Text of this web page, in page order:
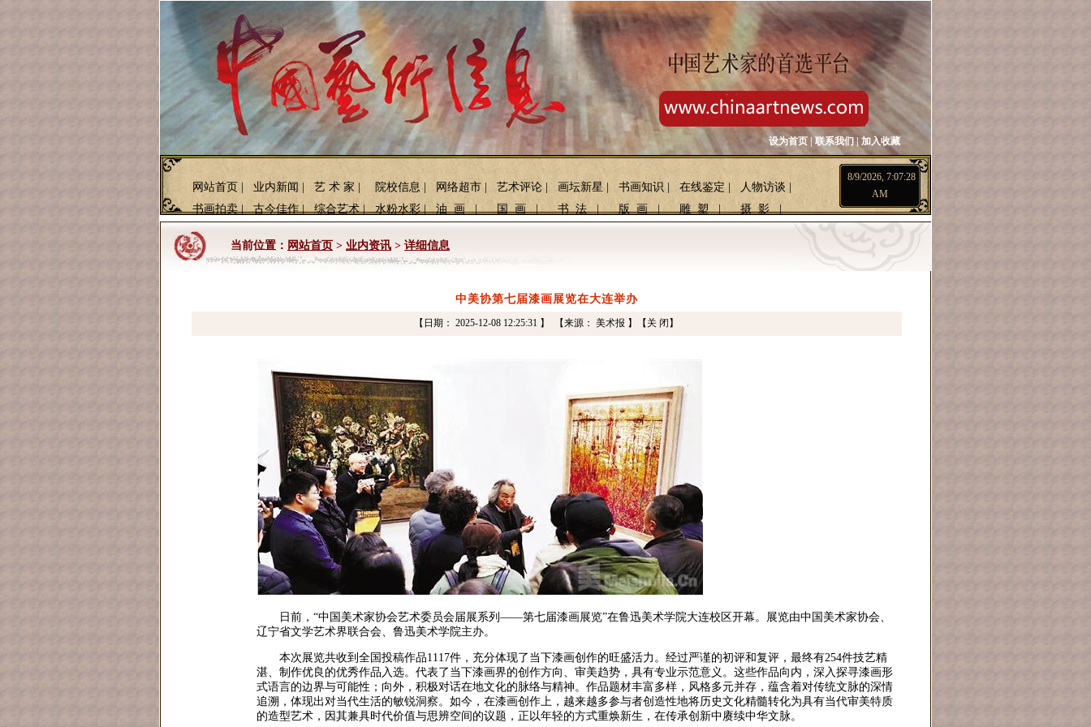
设为首页 联系我们 | 加入收藏
网站首页 业内新闻 艺 术 家 院校信息 网络超市 艺术评论 画坛新星 书画知识 在线鉴定 人物访谈
书画拍卖| 古今佳作| 综合艺术| 水粉水彩| 油 画| 国 画| 书 法| 版 画| 雕 塑| 摄 影|
8/9/2026, 7:07:28
AM
当前位置： 网站首页 > 业内资讯 > 详细信息
中美协第七届漆画展览在大连举办
【日期： 2025-12-08 12:25:31 】 【来源： 美术报 】 【关 闭】
日前，“中国美术家协会艺术委员会届展系列——第七届漆画展览”在鲁迅美术学院大连校区开幕。展览由中国美术家协会、
辽宁省文学艺术界联合会、鲁迅美术学院主办。
本次展览共收到全国投稿作品1117件，充分体现了当下漆画创作的旺盛活力。经过严谨的初评和复评，最终有254件技艺精
湛、制作优良的优秀作品入选。代表了当下漆画界的创作方向、审美趋势，具有专业示范意义。这些作品向内，深入探寻漆画形
式语言的边界与可能性；向外，积极对话在地文化的脉络与精神。作品题材丰富多样，风格多元并存，蕴含着对传统文脉的深情
追溯，体现出对当代生活的敏锐洞察。如今，在漆画创作上，越来越多参与者创造性地将历史文化精髓转化为具有当代审美特质
的造型艺术，因其兼具时代价值与思辨空间的议题，正以年轻的方式重焕新生，在传承创新中赓续中华文脉。